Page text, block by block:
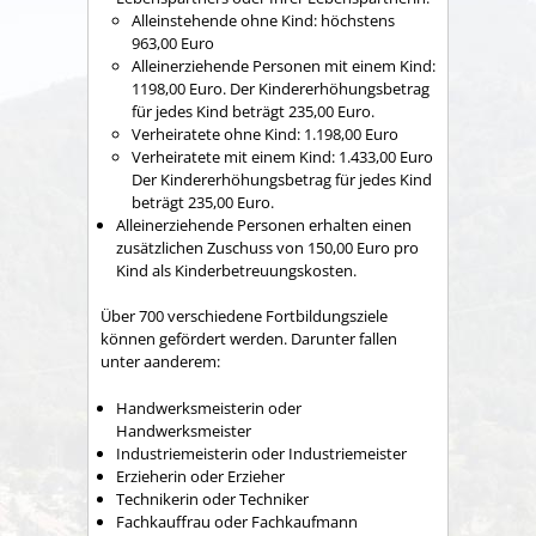
Alleinstehende ohne Kind: höchstens
963,00 Euro
Alleinerziehende Personen mit einem Kind:
1198,00 Euro. Der Kindererhöhungsbetrag
für jedes Kind beträgt 235,00 Euro.
Verheiratete ohne Kind: 1.198,00 Euro
Verheiratete mit einem Kind: 1.433,00 Euro
Der Kindererhöhungsbetrag für jedes Kind
beträgt 235,00 Euro.
Alleinerziehende Personen erhalten einen
zusätzlichen Zuschuss von 150,00 Euro pro
Kind als Kinderbetreuungskosten.
Über 700 verschiedene Fortbildungsziele
können gefördert werden. Darunter fallen
unter aanderem:
Handwerksmeisterin oder
Handwerksmeister
Industriemeisterin oder Industriemeister
Erzieherin oder Erzieher
Technikerin oder Techniker
Fachkauffrau oder Fachkaufmann